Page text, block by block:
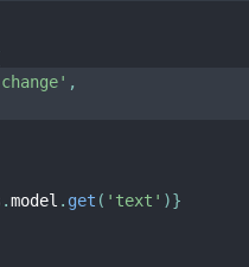
,
.model . get ( 'text' )}